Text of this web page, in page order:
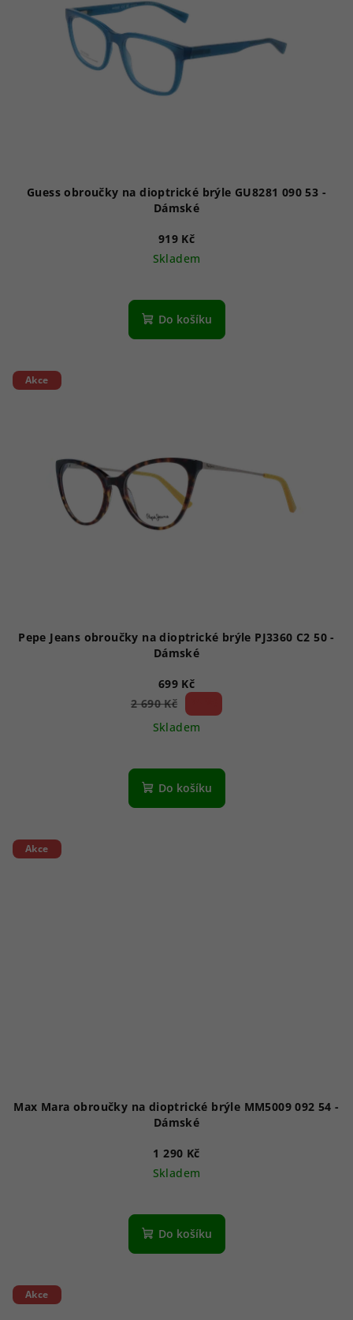
Guess obroučky na dioptrické brýle GU8281 090 53 -
Dámské
919 Kč
Skladem
Do košíku
Akce
Pepe Jeans obroučky na dioptrické brýle PJ3360 C2 50 -
Dámské
699 Kč
2 690 Kč
Skladem
Do košíku
Akce
Max Mara obroučky na dioptrické brýle MM5009 092 54 -
Dámské
1 290 Kč
Skladem
Do košíku
Akce